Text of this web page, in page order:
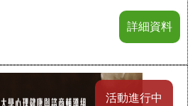
詳細資料
活動進行中